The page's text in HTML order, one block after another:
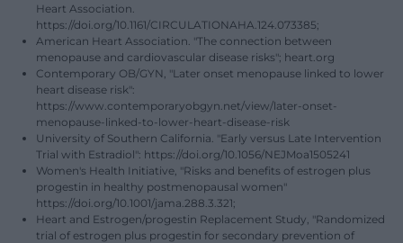
Heart Association.
https://doi.org/10.1161/CIRCULATIONAHA.124.073385;
American Heart Association. "The connection between
menopause and cardiovascular disease risks"; heart.org
Contemporary OB/GYN, "Later onset menopause linked to lower
heart disease risk":
https://www.contemporaryobgyn.net/view/later-onset-
menopause-linked-to-lower-heart-disease-risk
University of Southern California. "Early versus Late Intervention
Trial with Estradiol": https://doi.org/10.1056/NEJMoa1505241
Women's Health Initiative, "Risks and benefits of estrogen plus
progestin in healthy postmenopausal women"
https://doi.org/10.1001/jama.288.3.321;
Heart and Estrogen/progestin Replacement Study, "Randomized
trial of estrogen plus progestin for secondary prevention of